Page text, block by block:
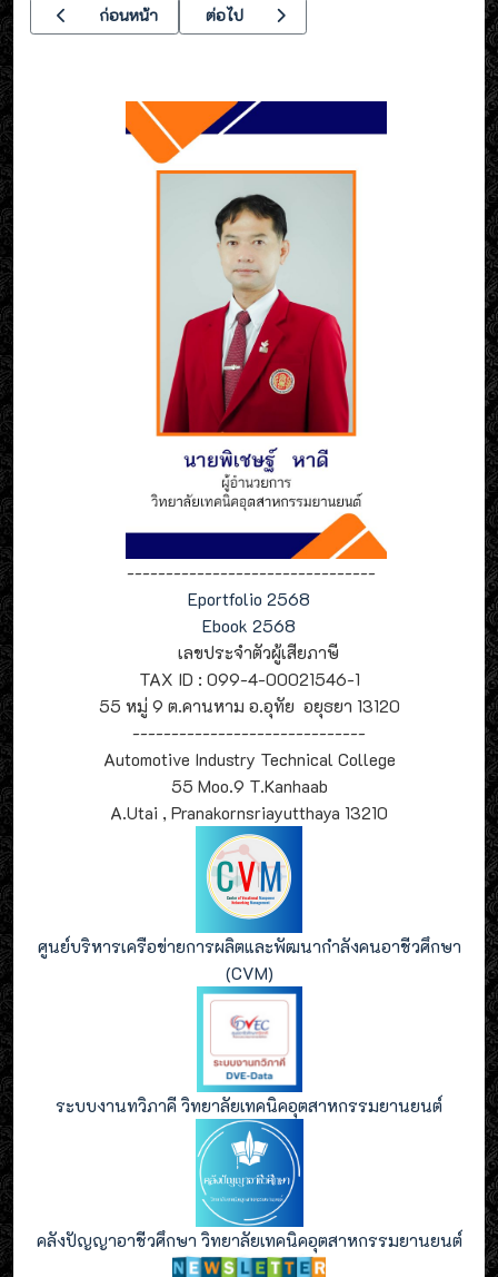
เนื้อหาก่อนหน้า: ประกาศ วิทยาลัยเทคนิคอุตสาหกรรมยานยนต์ เ
ก่อนหน้า เนื้อหาถัดไป: ประกาศวิทยาลัยเทคนิคอุตสา
ต่อไป
--------------------------------
Eportfolio 2568
Ebook 2568
เลขประจำตัวผู้เสียภาษี
TAX ID : 099-4-00021546-1
55 หมู่ 9 ต.คานหาม อ.อุทัย อยุธยา 13120
------------------------------
Automotive Industry Technical College
55 Moo.9 T.Kanhaab
A.Utai , Pranakornsriayutthaya 13210
ศูนย์บริหารเครือข่ายการผลิตและพัฒนากำลังคนอาชีวศึกษา
(CVM)
ระบบงานทวิภาคี วิทยาลัยเทคนิคอุตสาหกรรมยานยนต์
คลังปัญญาอาชีวศึกษา วิทยาลัยเทคนิคอุตสาหกรรมยานยนต์